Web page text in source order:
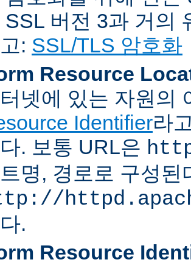
SSL 버전 3과 거의
: SSL/TLS 암호화
Resource
넷에 있는 자원의
Identifier라
. 보통 URL은
명, 경로로 구성
.
Resource